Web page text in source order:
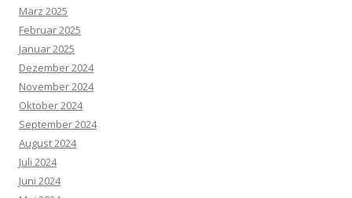
März 2025
Februar 2025
Januar 2025
Dezember 2024
November 2024
Oktober 2024
September 2024
August 2024
Juli 2024
Juni 2024